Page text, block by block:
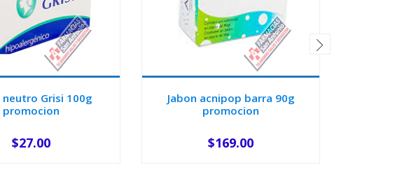
neutro Grisi 100g
promocion
+
$27.00
Jabon acnipop barra 90g
promocion
+
$169.00